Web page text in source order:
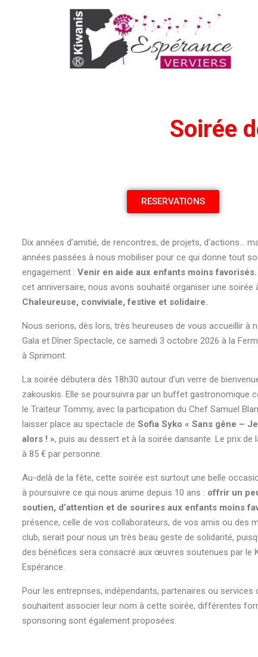
Soirée
RESERVATIONS
Dix années d’amitié, de rencontres, de projets, d’actions…
années passées à nous mobiliser pour ce qui donne tout
engagement : Venir en aide aux enfants moins favorisés.
cet anniversaire, nous avons souhaité organiser une soirée
Chaleureuse, conviviale, festive et solidaire.
Nous serions, dès lors, très heureuses de vous accueillir à
Gala et Dîner Spectacle, ce samedi 3 octobre 2026 à la
à Sprimont.
La soirée débutera dès 18h30 autour d’un verre de
zakouskis. Elle se poursuivra par un buffet gastronomique
le Traiteur Tommy, avec la participation du Chef Samuel
laisser place au spectacle de Sofia Syko « Sans gêne –
alors ! », puis au dessert et à la soirée dansante. Le prix de
à 85 € par personne.
Au-delà de la fête, cette soirée est surtout une belle
à poursuivre ce qui nous anime depuis 10 ans : offrir un
soutien, d’attention et de sourires aux enfants moins
présence, celle de vos collaborateurs, de vos amis ou des
club, serait pour nous un très beau geste de solidarité,
des bénéfices sera consacré aux œuvres soutenues par le
Espérance.
Pour les entreprises, indépendants, partenaires ou services
souhaitent associer leur nom à cette soirée, différentes
sponsoring sont également proposées.